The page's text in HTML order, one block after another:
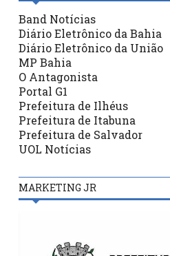
Band Notícias
Diário Eletrônico da Bahia
Diário Eletrônico da União
MP Bahia
O Antagonista
Portal G1
Prefeitura de Ilhéus
Prefeitura de Itabuna
Prefeitura de Salvador
UOL Notícias
MARKETING JR